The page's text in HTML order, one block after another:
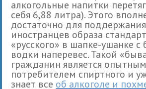
алкогольные напитки
себя 6,88 литра). Этого
достаточно для
иностранцев образа
«русского» в шапке-ушанке с
водки наперевес. Такой
гражданин является опытным
потребителем спиртного и
знает все об алкоголе и